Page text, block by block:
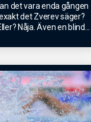
det vara enda gången
det Zverev säger?
Nåja. Även en blind